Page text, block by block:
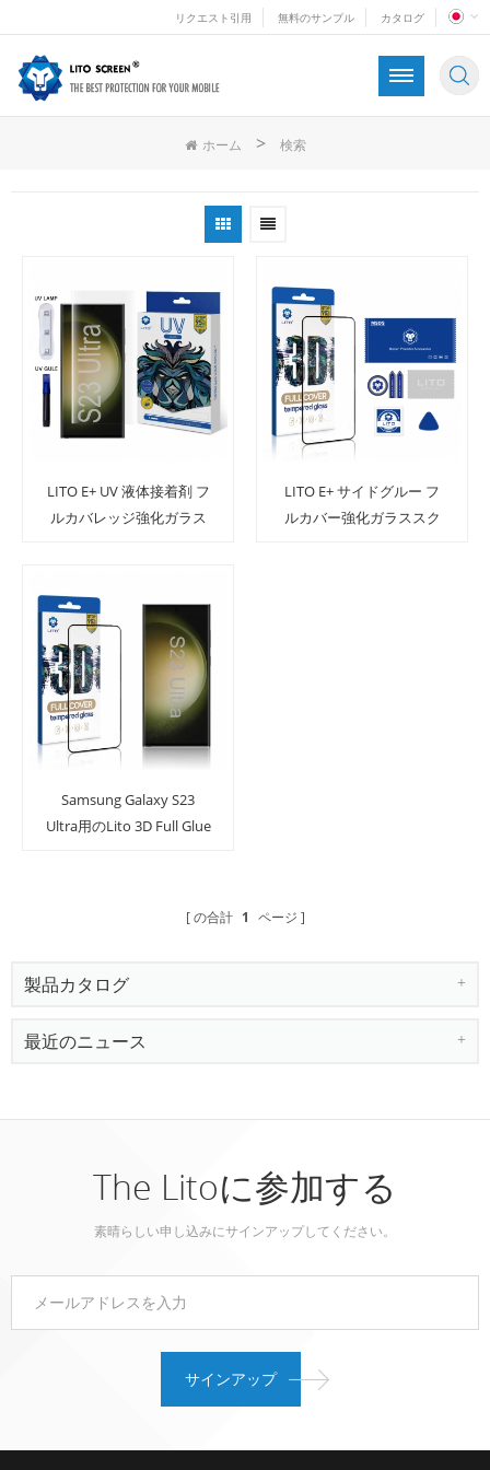
リクエスト引用 無料のサンプル カタログ
ホーム > 検索
LITO E+ UV 液体接着剤 フ
ルカバレッジ強化ガラス
LITO E+ サイドグルー フ
ルカバー強化ガラススク
Samsung Galaxy S23
Ultra用のLito 3D Full Glue
の合計 1 ページ
製品カタログ
最近のニュース
The Litoに参加する
素晴らしい申し込みにサインアップしてください。